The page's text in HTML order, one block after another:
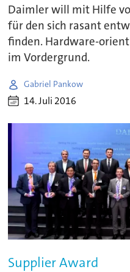
Daimler will mit Hilfe
für den sich rasant
finden. Hardware-
im Vordergrund.
Gabriel Pankow
14. Juli 2016
Supplier Award